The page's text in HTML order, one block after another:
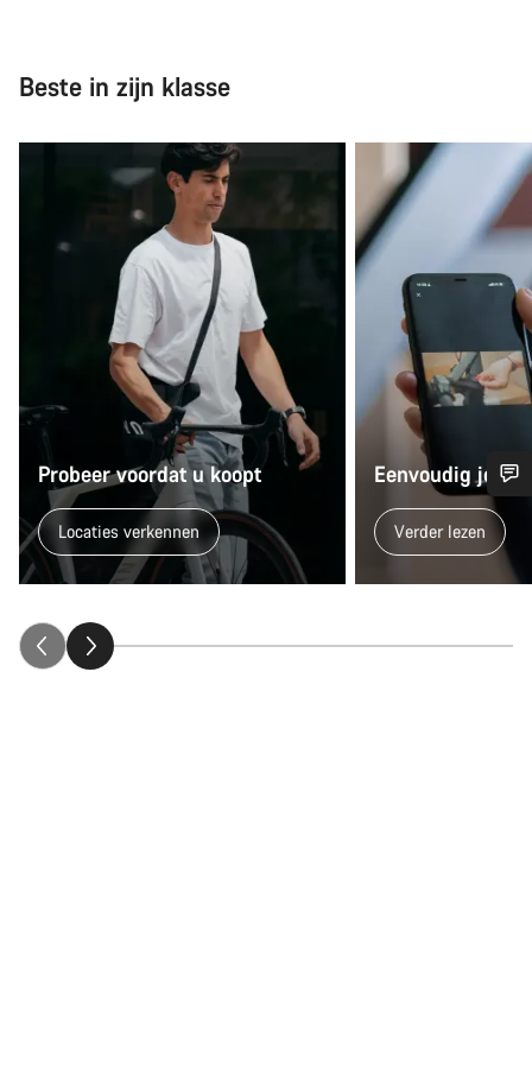
Beste in zijn klasse
Probeer voordat u koopt
Locaties verkennen
Eenvoudig je
Verder lezen
Heb je hulp nodig?
Onze deskundige medewerkers helpen je graag bij al je